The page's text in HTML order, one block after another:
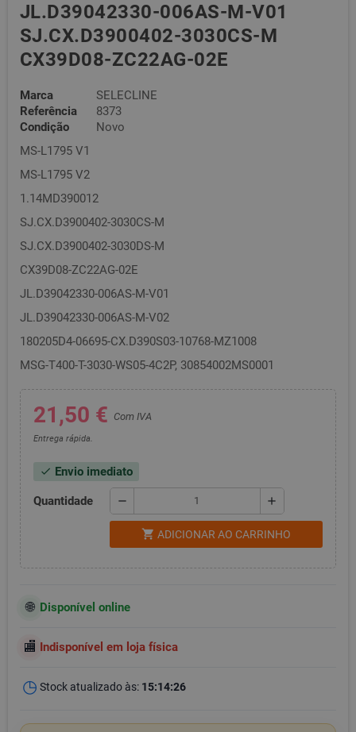
JL.D39042330-006AS-M-V01
SJ.CX.D3900402-3030CS-M
CX39D08-ZC22AG-02E
Marca
SELECLINE
Referência
8373
Condição
Novo
MS-L1795 V1
MS-L1795 V2
1.14MD390012
SJ.CX.D3900402-3030CS-M
SJ.CX.D3900402-3030DS-M
CX39D08-ZC22AG-02E
JL.D39042330-006AS-M-V01
JL.D39042330-006AS-M-V02
180205D4-06695-CX.D390S03-10768-MZ1008
MSG-T400-T-3030-WS05-4C2P, 30854002MS0001
21,50 € Com IVA
Entrega rápida.
check Envio imediato
Quantidade remove add
shopping_cart ADICIONAR AO CARRINHO
Disponível online
Indisponível em loja física
Stock atualizado às: 15:14:26